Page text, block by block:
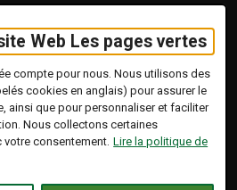
Web Les pages vertes
compte pour nous. Nous utilisons des
cookies en anglais) pour assurer le
ainsi que pour personnaliser et faciliter
Nous collectons certaines
consentement. Lire la politique de
Vidéo
Blogue
Tous droits réservés.
| Répertoire d'entreprises
:Ekloweb Ce lien s'ouvrira dans